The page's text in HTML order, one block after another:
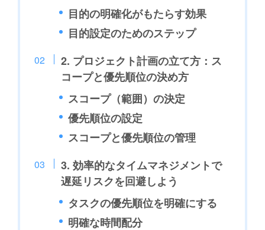
目的の明確化がもたらす効果
目的設定のためのステップ
2. プロジェクト計画の立て方：ス
コープと優先順位の決め方
スコープ（範囲）の決定
優先順位の設定
スコープと優先順位の管理
3. 効率的なタイムマネジメントで
遅延リスクを回避しよう
タスクの優先順位を明確にする
明確な時間配分